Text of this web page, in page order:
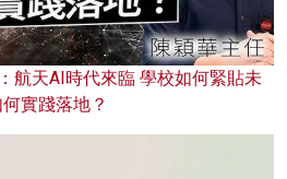
航天AI時代來臨 學校如何緊貼未
實踐落地？